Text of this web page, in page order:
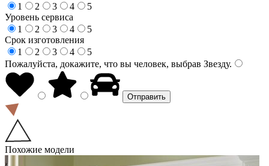
1
2 3 4
5
Уровень сервиса
1
2 3 4
5
Срок изготовления
1
2 3 4
5
Пожалуйста, докажите, что вы человек, выбрав Звезду.
Похожие модели